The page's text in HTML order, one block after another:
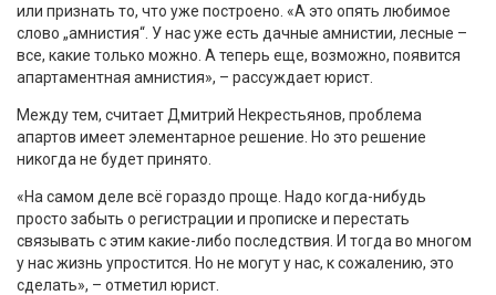
или признать то, что уже построено. «А это опять любимое
слово „амнистия“. У нас уже есть дачные амнистии, лесные –
все, какие только можно. А теперь еще, возможно, появится
апартаментная амнистия», – рассуждает юрист.
Между тем, считает Дмитрий Некрестьянов, проблема
апартов имеет элементарное решение. Но это решение
никогда не будет принято.
«На самом деле всё гораздо проще. Надо когда-нибудь
просто забыть о регистрации и прописке и перестать
связывать с этим какие-либо последствия. И тогда во многом
у нас жизнь упростится. Но не могут у нас, к сожалению, это
сделать», – отметил юрист.